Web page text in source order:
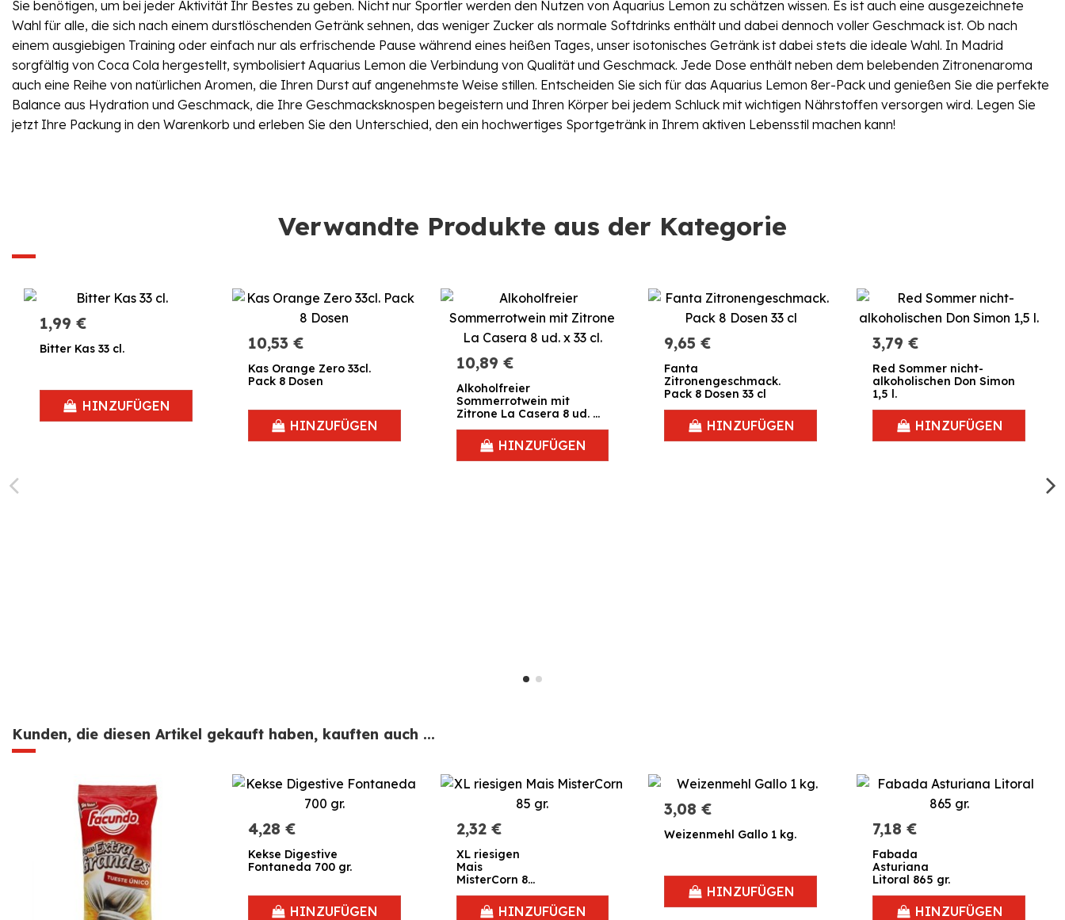
Sie benötigen, um bei jeder Aktivität Ihr Bestes zu geben. Nicht nur Sportler werden den Nutzen von Aquarius Lemon zu schätzen wissen. Es ist auch eine ausgezeichnete
Wahl für alle, die sich nach einem durstlöschenden Getränk sehnen, das weniger Zucker als normale Softdrinks enthält und dabei dennoch voller Geschmack ist. Ob nach
einem ausgiebigen Training oder einfach nur als erfrischende Pause während eines heißen Tages, unser isotonisches Getränk ist dabei stets die ideale Wahl. In Madrid
sorgfältig von Coca Cola hergestellt, symbolisiert Aquarius Lemon die Verbindung von Qualität und Geschmack. Jede Dose enthält neben dem belebenden Zitronenaroma
auch eine Reihe von natürlichen Aromen, die Ihren Durst auf angenehmste Weise stillen. Entscheiden Sie sich für das Aquarius Lemon 8er-Pack und genießen Sie die perfekte
Balance aus Hydration und Geschmack, die Ihre Geschmacksknospen begeistern und Ihren Körper bei jedem Schluck mit wichtigen Nährstoffen versorgen wird. Legen Sie
jetzt Ihre Packung in den Warenkorb und erleben Sie den Unterschied, den ein hochwertiges Sportgetränk in Ihrem aktiven Lebensstil machen kann!
Verwandte Produkte aus der Kategorie
1,99 €
Bitter Kas 33 cl.
HINZUFÜGEN
10,53 €
Kas Orange Zero 33cl.
Pack 8 Dosen
HINZUFÜGEN
10,89 €
Alkoholfreier
Sommerrotwein mit
Zitrone La Casera 8 ud. x
33 cl.
HINZUFÜGEN
9,65 €
Fanta
Zitronengeschmack.
Pack 8 Dosen 33 cl
HINZUFÜGEN
3,79 €
Red Sommer nicht-
alkoholischen Don Simon
1,5 l.
HINZUFÜGEN
Kunden, die diesen Artikel gekauft haben, kauften auch ...
4,28 €
Kekse Digestive
Fontaneda 700 gr.
HINZUFÜGEN
2,32 €
XL riesigen
Mais
MisterCorn 85
gr.
HINZUFÜGEN
3,08 €
Weizenmehl Gallo 1 kg.
HINZUFÜGEN
7,18 €
Fabada
Asturiana
Litoral 865 gr.
HINZUFÜGEN